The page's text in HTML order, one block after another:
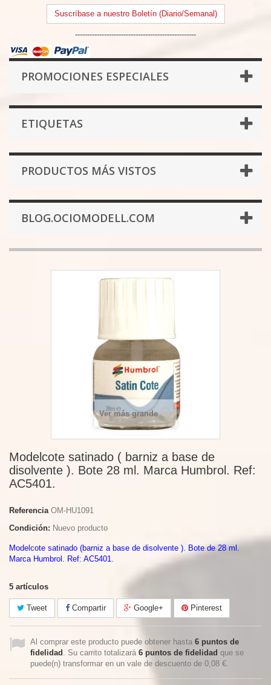
Suscríbase a nuestro Boletín (Diario/Semanal)
--------------------------------------------------
PROMOCIONES ESPECIALES
ETIQUETAS
PRODUCTOS MÁS VISTOS
BLOG.OCIOMODELL.COM
Ver más grande
Modelcote satinado ( barniz a base de
disolvente ). Bote 28 ml. Marca Humbrol. Ref:
AC5401.
Referencia OM-HU1091
Condición: Nuevo producto
Modelcote satinado (barniz a base de disolvente ). Bote de 28 ml.
Marca Humbrol. Ref: AC5401.
5 artículos
Tweet Compartir Google+ Pinterest
Al comprar este producto puede obtener hasta 6 puntos de
fidelidad . Su carrito totalizará 6 puntos de fidelidad que se
puede(n) transformar en un vale de descuento de 0,08 €.